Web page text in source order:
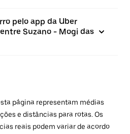
pelo app da Uber
Suzano - Mogi das
página representam médias
e distâncias para rotas. Os
reais podem variar de acordo